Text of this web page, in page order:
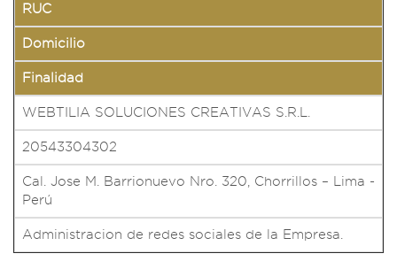
RUC
Domicilio
Finalidad
WEBTILIA SOLUCIONES CREATIVAS S.R.L.
20543304302
Cal. Jose M. Barrionuevo Nro. 320, Chorrillos – Lima -
Perú
Administracion de redes sociales de la Empresa.